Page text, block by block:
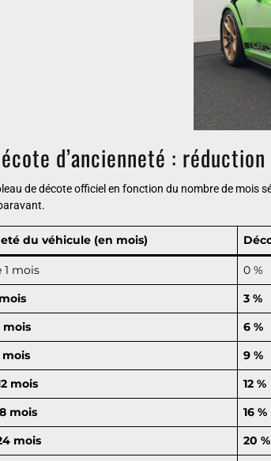
d’ancienneté :
de décote officiel en fonction du nombre de mois
du véhicule (en mois)
1 mois 0 %
3 %
mois
6 %
mois
9 %
mois
12 %
mois
16 %
mois
20 %